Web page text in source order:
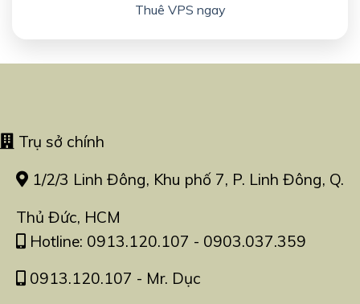
Thuê VPS ngay
Trụ sở chính
1/2/3 Linh Đông, Khu phố 7, P. Linh Đông, Q.
Thủ Đức, HCM
Hotline: 0913.120.107 - 0903.037.359
0913.120.107 - Mr. Dục